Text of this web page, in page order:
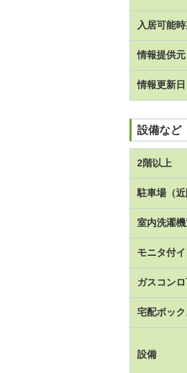
入居可能時
情報提供元
情報更新日
設備など
2階以上
駐車場（近
室内洗濯
モニタ付
ガスコン
宅配ボック
設備